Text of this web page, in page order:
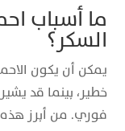
ما أسباب
السكر؟
يمكن أن يكون
خطير، بينما قد
فوري. من أبرز هذه